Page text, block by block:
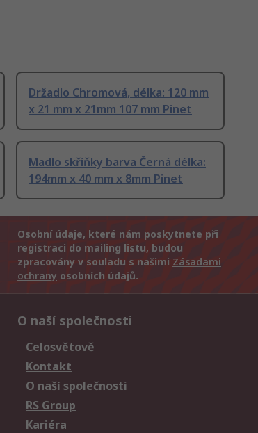
Držadlo Chromová, délka: 120 mm
x 21 mm x 21mm 107 mm Pinet
Madlo skříňky barva Černá délka:
194mm x 40 mm x 8mm Pinet
Osobní údaje, které nám poskytnete při
registraci do mailing listu, budou
zpracovány v souladu s našimi Zásadami
ochrany osobních údajů.
O naší společnosti
Celosvětově
Kontakt
O naší společnosti
RS Group
Kariéra